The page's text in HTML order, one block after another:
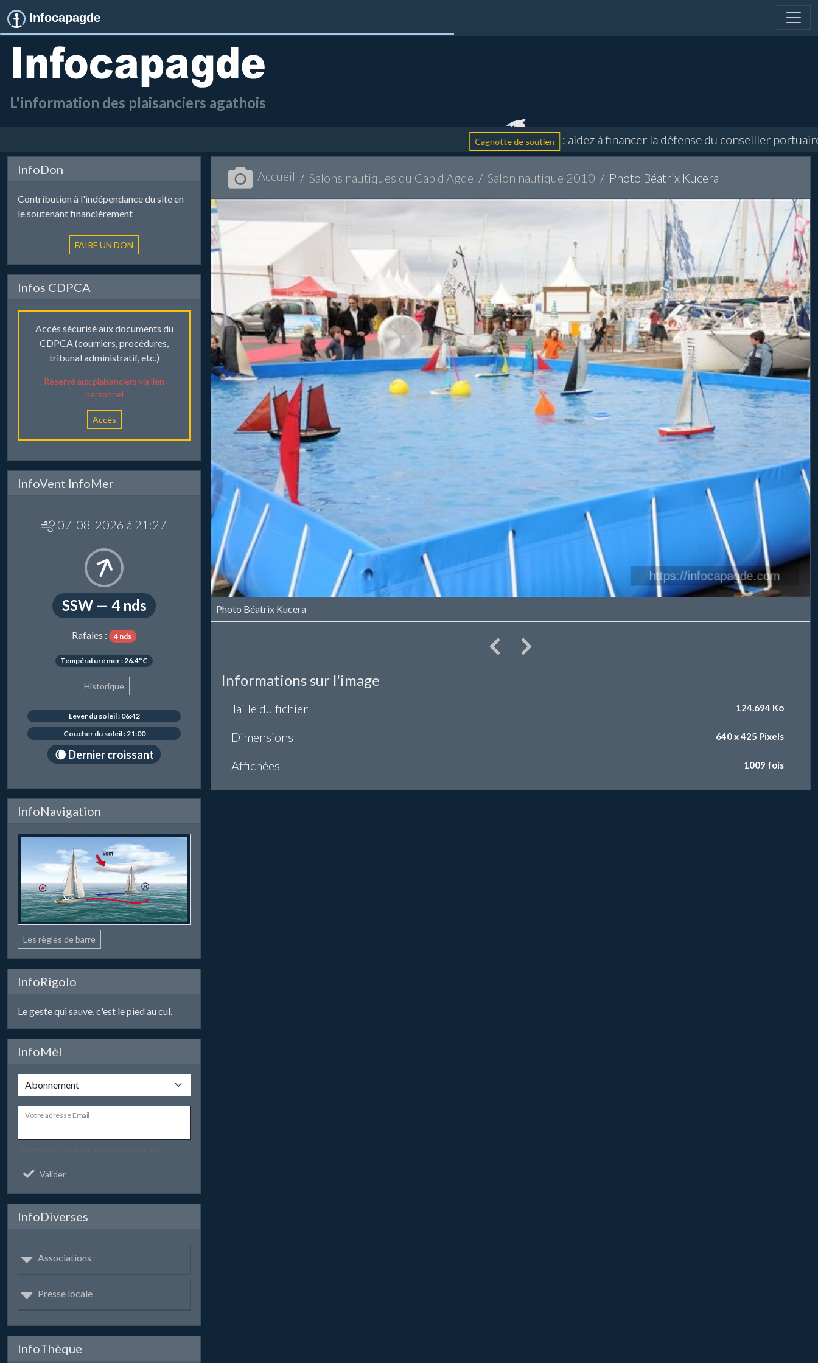
Infocapagde
L'information des plaisanciers agathois
Cagnotte de soutien : aidez à financer la défense du conseiller portuaire et
InfoDon
Contribution à l'indépendance du site en
le soutenant financièrement
Infos CDPCA
Accès sécurisé aux documents du
CDPCA (courriers, procédures,
tribunal administratif, etc.)
Réservé aux plaisanciers via lien
personnel
Accès
InfoVent InfoMer
07-08-2026 à 21:27
SSW — 4 nds
Rafales : 4 nds
Température mer : 26.4°C
Historique
Lever du soleil : 06:42
Coucher du soleil : 21:00
🌘 Dernier croissant
InfoNavigation
Les règles de barre
InfoRigolo
Le geste qui sauve, c'est le pied au cul.
InfoMèl
Votre adresse Email
Valider
InfoDiverses
Associations
Presse locale
InfoThèque
Accueil Salons nautiques du Cap d'Agde Salon nautique 2010 Photo Béatrix Kucera
Photo Béatrix Kucera
Informations sur l'image
Taille du fichier 124.694 Ko
Dimensions 640 x 425 Pixels
Affichées 1009 fois